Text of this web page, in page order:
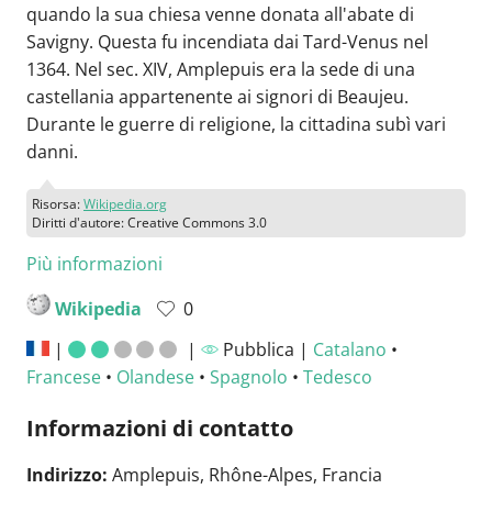
quando la sua chiesa venne donata all'abate di
Savigny. Questa fu incendiata dai Tard-Venus nel
1364. Nel sec. XIV, Amplepuis era la sede di una
castellania appartenente ai signori di Beaujeu.
Durante le guerre di religione, la cittadina subì vari
danni.
Risorsa:Wikipedia.org
Diritti d'autore: Creative Commons 3.0
Più informazioni
Wikipedia
0
|
| Pubblica | Catalano •
Francese • Olandese • Spagnolo • Tedesco
Informazioni di contatto
Indirizzo: Amplepuis, Rhône-Alpes, Francia